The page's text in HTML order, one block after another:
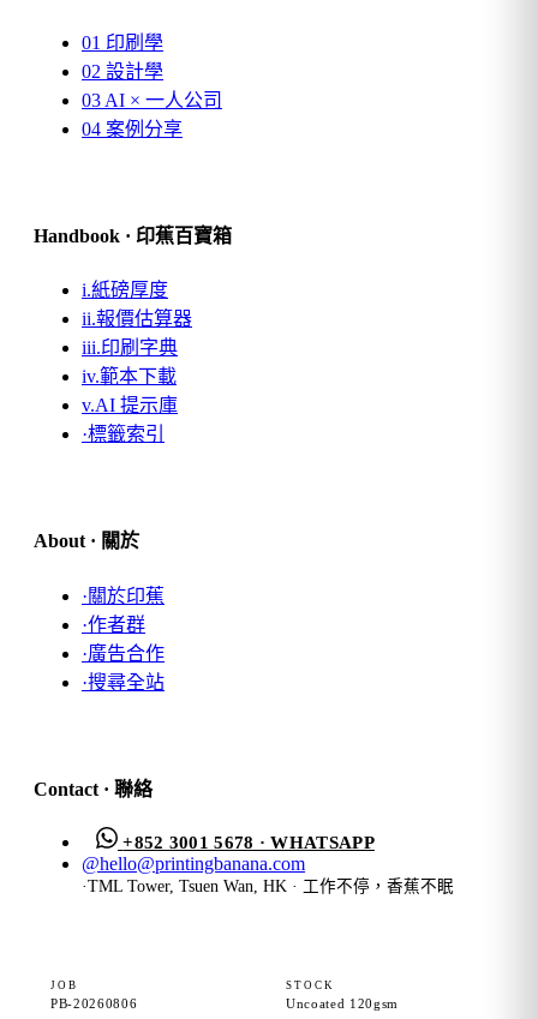
01 印刷學
02 設計學
03 AI × 一人公司
04 案例分享
Handbook · 印蕉百寶箱
i.紙磅厚度
ii.報價估算器
iii.印刷字典
iv.範本下載
v.AI 提示庫
·標籤索引
About · 關於
·關於印蕉
·作者群
·廣告合作
·搜尋全站
Contact · 聯絡
+852 3001 5678 · WHATSAPP
@hello@printingbanana.com
·TML Tower, Tsuen Wan, HK · 工作不停，香蕉不眠
JOB
PB-20260806
STOCK
Uncoated 120gsm